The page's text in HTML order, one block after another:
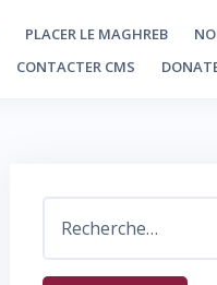
PLACER LE MAGHREB
CONTACTER CMS